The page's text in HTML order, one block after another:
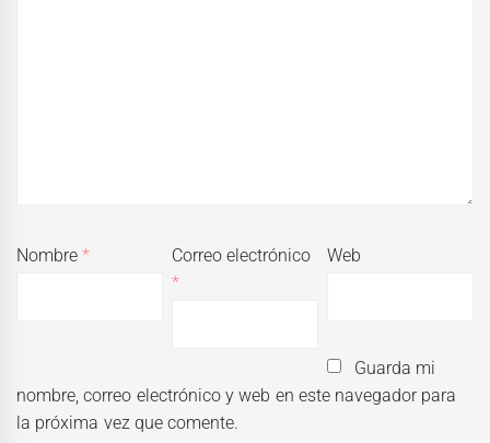
Nombre*
Correo electrónico
*
Web
Guarda mi
nombre, correo electrónico y web en este navegador para
la próxima vez que comente.